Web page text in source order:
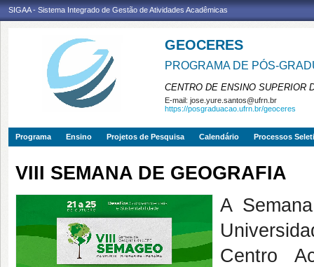
SIGAA - Sistema Integrado de Gestão de Atividades Acadêmicas
GEOCERES
PROGRAMA DE PÓS-
CENTRO DE ENSINO SUPERIOR
E-mail: jose.yure.santos@ufrn.br
https://posgraduacao.ufrn.br/geoceres
Programa Ensino Projetos de Pesquisa Calendário Processos
VIII SEMANA DE GEOGRAFIA
A
Centro